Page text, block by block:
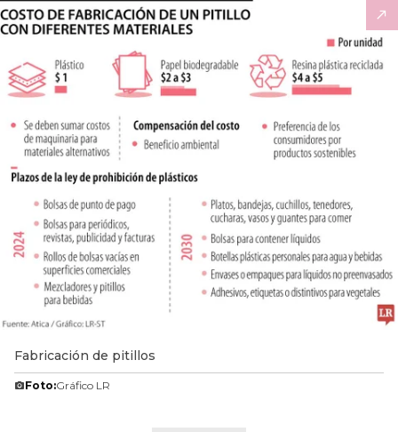
Fabricación de pitillos
Foto:Gráfico LR